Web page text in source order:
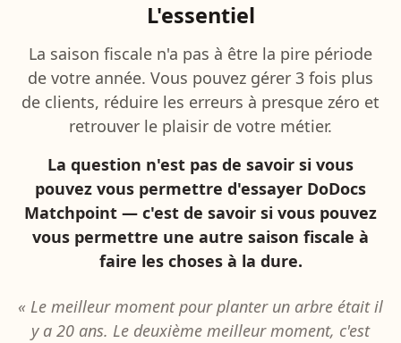
L'essentiel
La saison fiscale n'a pas à être la pire période
de votre année. Vous pouvez gérer 3 fois plus
de clients, réduire les erreurs à presque zéro et
retrouver le plaisir de votre métier.
La question n'est pas de savoir si vous
pouvez vous permettre d'essayer DoDocs
Matchpoint — c'est de savoir si vous pouvez
vous permettre une autre saison fiscale à
faire les choses à la dure.
« Le meilleur moment pour planter un arbre était il
y a 20 ans. Le deuxième meilleur moment, c'est